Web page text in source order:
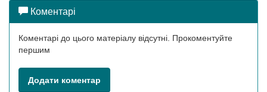
Коментарі
Коментарі до цього матеріалу відсутні. Прокоментуйте
першим
Додати коментар